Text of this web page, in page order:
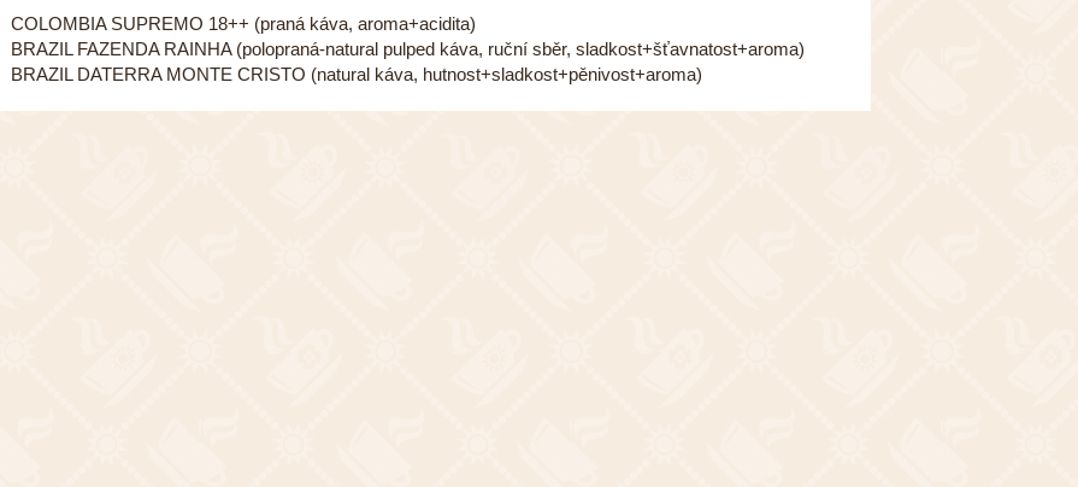
COLOMBIA SUPREMO 18++ (praná káva, aroma+acidita)
BRAZIL FAZENDA RAINHA (polopraná-natural pulped káva, ruční sběr, sladkost+šťavnatost+aroma)
BRAZIL DATERRA MONTE CRISTO (natural káva, hutnost+sladkost+pěnivost+aroma)